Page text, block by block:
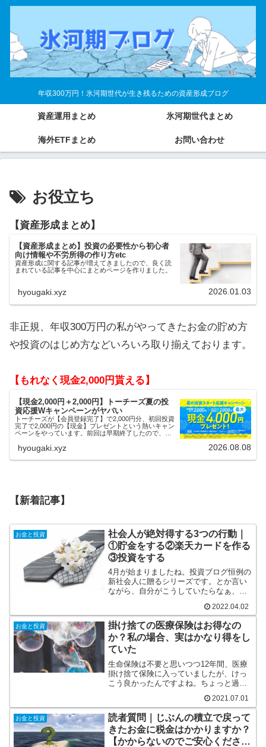
年収300万円！氷河期世代が生き残るための資産形成ブログ
資産運用まとめ 氷河期世代まとめ
海外ETFまとめ お問い合わせ
お役立ち
【資産形成まとめ】
【資産形成まとめ】投資の必要性から初心者
向け情報や不労所得の作り方etc
資産形成に関する記事が増えてきましたので、良く読
まれている記事を中心にまとめページを作りました。
hyougaki.xyz 2026.01.03
非正規、年収300万円の私がやってきたお金の貯め方
や投資のはじめ方などいろいろ取り揃えております。
【もれなく現金2,000円貰える】
【現金2,000円＋2,000円】トーチーズ夏の投
資応援Wキャンペーンがヤバい
トーチーズが【会員登録完了】で2,000円分、初回投資
完了で2,000円の【現金】プレゼントという熱いキャン
ペーンをやっています。前回は早期終了したので、使
hyougaki.xyz 2026.08.08
【新着記事】
お金と投資
社会人が絶対得する3つの行動｜
①貯金をする②楽天カードを作る
③投資をする
4月が始まりましたね。投資ブログ恒例の
新社会人に贈るシリーズです。とか言い
ながら、自分がこうしていたらなぁ、と
2022.04.02
お金と投資
掛け捨ての医療保険はお得なの
か？私の場合、実はかなり得をし
ていた
生命保険は不要と思いつつ12年間、医療
掛け捨て保険に入っていましたが、けっ
こう良かったんですよね。ちょっと過去
2021.07.01
お金と投資
読者質問｜じぶんの積立で戻って
きたお金に税金はかかりますか？
【かからないのでご安心くださ